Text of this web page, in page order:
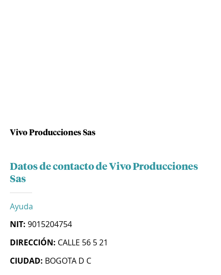
Vivo Producciones Sas
Datos de contacto de Vivo Producciones
Sas
Ayuda
NIT: 9015204754
DIRECCIÓN: CALLE 56 5 21
CIUDAD: BOGOTA D C